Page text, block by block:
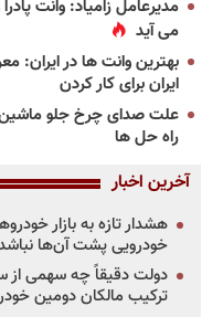
مدیرعامل زامیاد: وانت
می آید
ایران برای کار کردن
علت صدای چرخ جلو
راه حل ها
آخرین اخبار
هشدار تازه به بازار
خودرویی پشت آن‌ها
دولت دقیقاً چه سهمی از
ترکیب مالکان دومین